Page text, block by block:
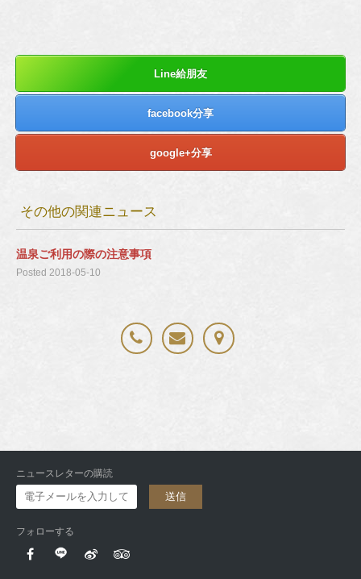
Line給朋友
facebook分享
google+分享
その他の関連ニュース
温泉ご利用の際の注意事項
Posted 2018-05-10
ニュースレターの購読
送信
フォローする